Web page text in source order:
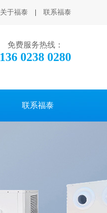
关于福泰 联系福泰
免费服务热线：
136 0238 0280
联系福泰